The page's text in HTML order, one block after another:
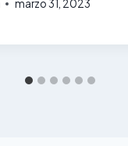
marzo 31, 2023